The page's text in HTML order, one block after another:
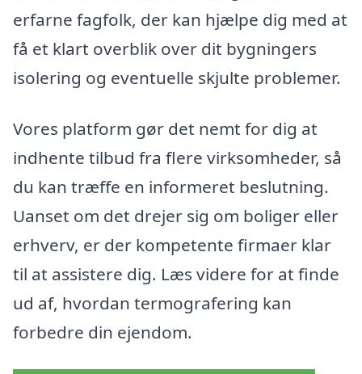
erfarne fagfolk, der kan hjælpe dig med at
få et klart overblik over dit bygningers
isolering og eventuelle skjulte problemer.
Vores platform gør det nemt for dig at
indhente tilbud fra flere virksomheder, så
du kan træffe en informeret beslutning.
Uanset om det drejer sig om boliger eller
erhverv, er der kompetente firmaer klar
til at assistere dig. Læs videre for at finde
ud af, hvordan termografering kan
forbedre din ejendom.